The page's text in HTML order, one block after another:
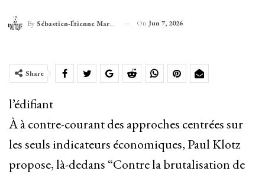
By Sébastien-Étienne Marechal On Jun 7, 2026
Share
l’édifiant
À à contre-courant des approches centrées sur
les seuls indicateurs économiques, Paul Klotz
propose, là-dedans “Contre la brutalisation de